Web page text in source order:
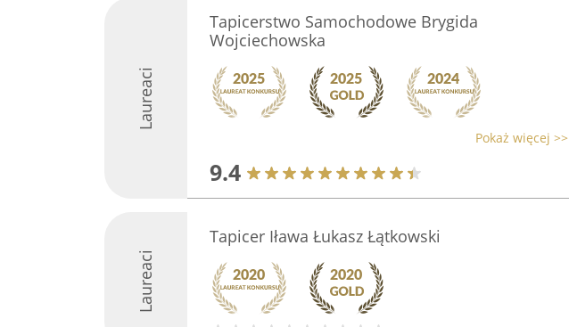
Laureaci
Tapicerstwo Samochodowe Brygida
Wojciechowska
Pokaż więcej >>
9.4
Laureaci
Tapicer Iława Łukasz Łątkowski